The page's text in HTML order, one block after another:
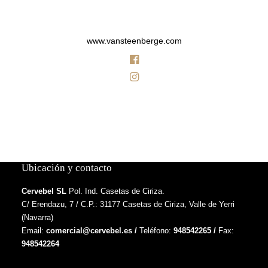
www.vansteenberge.com
Ubicación y contacto
Cervebel SL Pol. Ind. Casetas de Ciriza.
C/ Erendazu, 7 / C.P.: 31177 Casetas de Ciriza, Valle de Yerri
(Navarra)
Email: comercial@cervebel.es / Teléfono: 948542265 / Fax:
948542264